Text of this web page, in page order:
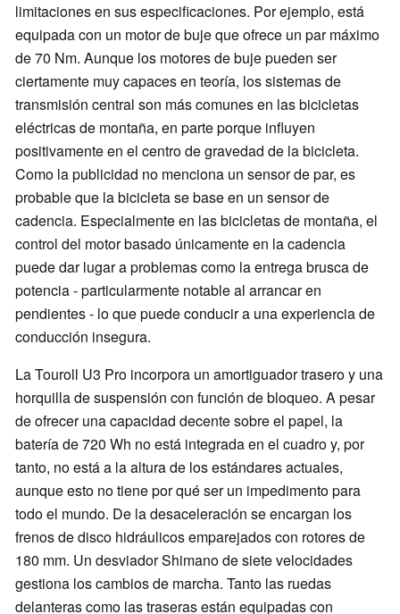
limitaciones en sus especificaciones. Por ejemplo, está
equipada con un motor de buje que ofrece un par máximo
de 70 Nm. Aunque los motores de buje pueden ser
ciertamente muy capaces en teoría, los sistemas de
transmisión central son más comunes en las bicicletas
eléctricas de montaña, en parte porque influyen
positivamente en el centro de gravedad de la bicicleta.
Como la publicidad no menciona un sensor de par, es
probable que la bicicleta se base en un sensor de
cadencia. Especialmente en las bicicletas de montaña, el
control del motor basado únicamente en la cadencia
puede dar lugar a problemas como la entrega brusca de
potencia - particularmente notable al arrancar en
pendientes - lo que puede conducir a una experiencia de
conducción insegura.
La Touroll U3 Pro incorpora un amortiguador trasero y una
horquilla de suspensión con función de bloqueo. A pesar
de ofrecer una capacidad decente sobre el papel, la
batería de 720 Wh no está integrada en el cuadro y, por
tanto, no está a la altura de los estándares actuales,
aunque esto no tiene por qué ser un impedimento para
todo el mundo. De la desaceleración se encargan los
frenos de disco hidráulicos emparejados con rotores de
180 mm. Un desviador Shimano de siete velocidades
gestiona los cambios de marcha. Tanto las ruedas
delanteras como las traseras están equipadas con